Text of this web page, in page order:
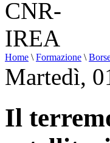
Home \ Formazione \
Martedì,
Il